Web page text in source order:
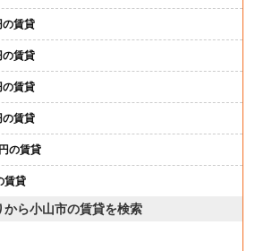
の賃貸
の賃貸
の賃貸
の賃貸
の賃貸
賃貸
から小山市の賃貸を検索